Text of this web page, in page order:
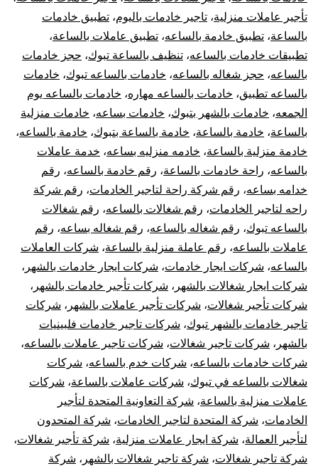
تأجير عاملات منزلية، تاجير خادمات باليوم، تطبيق خادمات
بالساعة، تطبيق خادمة بالساعه، تطبيق عاملات بالساعة،
تطبيقات خادمات بالساعه، تنظيف بالساعة تبوك، حجز خادمات
بالساعه، حجز شغاله بالساعه، خادمات بالساعه تبوك، خادمات
بالساعه تطبيق، خادمات بالساعه مهاره، خادمات بالساعه يوم
الجمعه، خادمات بالشهر بتبوك، خادمات بساعه، خادمات منزلية
بالساعة، خادمة بالساعة، خادمة بالساعة بتبوك، خادمة بالساعه،
خادمة منزلية بالساعة، خادمه منزليه بساعه، خدمة عاملات
بالساعه، راحة خادمات بالساعة، رقم خادمة بالساعه، رقم
خدامه بساعه، رقم شركة راحة لتاجير الخادمات، رقم شركة
راحه لتاجير الخادمات، رقم شغالات بالساعه، رقم شغالات
بالساعه تبوك، رقم شغاله بالساعه، رقم شغاله بساعه، رقم
عاملات بالساعه، رقم عاملة منزلية بالساعة، شركات العاملات
بالساعه، شركات ايجار خادمات، شركات ايجار خادمات بالشهر ،
شركات ايجار شغالات بالشهر ، شركات تأجير خادمات بالشهر ،
شركات تأجير شغالات، شركات تأجير عاملات بالشهر ، شركات
تاجير خادمات بالشهر تبوك، شركات تاجير خادمات فلبينيات
بالشهر ، شركات تاجير شغالات، شركات تاجير عاملات بالساعه،
شركات خادمات بالساعه، شركات خدم بالساعه، شركات
شغالات بالساعه في تبوك، شركات عاملات بالساعة، شركات
عاملات منزلية بالساعة، شركة التعاونية المتحدة لتأجير
الخادمات، شركة المتحدة لتاجير الخادمات، شركة المتحدون
لتأجير العمالة، شركة ايجار عاملات منزلية، شركة تأجير شغالات،
شركة تاجير شغالات، شركة تاجير شغالات بالشهر ، شركة